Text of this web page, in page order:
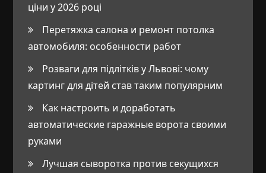
ціни у 2026 році
Перетяжка салона и ремонт потолка
автомобиля: особенности работ
Розваги для підлітків у Львові: чому
картинг для дітей став таким популярним
Как настроить и доработать
автоматические гаражные ворота своими
руками
Лучшая сыворотка против секущихся